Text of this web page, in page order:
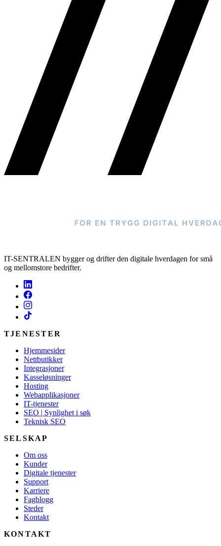
IT-SENTRALEN bygger og drifter den digitale hverdagen for små
og mellomstore bedrifter.
TJENESTER
Hjemmesider
Nettbutikker
Integrasjoner
Kasseløsninger
Hosting
Webapplikasjoner
IT-tjenester
SEO | Synlighet i søk
Teknisk SEO
SELSKAP
Om oss
Kunder
Digitale tjenester
Support
Karriere
Fagblogg
Steder
Kontakt
KONTAKT